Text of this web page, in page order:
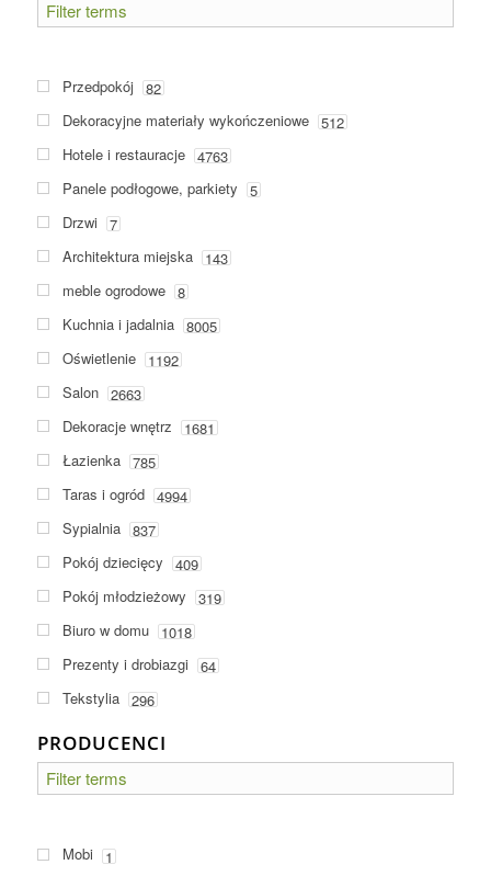
Przedpokój
82
Dekoracyjne materiały wykończeniowe 512
Hotele i restauracje 4763
Panele podłogowe, parkiety
5
Drzwi
7
Architektura miejska 143
meble ogrodowe 8
Kuchnia i jadalnia 8005
Oświetlenie 1192
Salon 2663
Dekoracje wnętrz
1681
Łazienka 785
Taras i ogród 4994
Sypialnia 837
Pokój dziecięcy
409
Pokój młodzieżowy
319
Biuro w domu 1018
Prezenty i drobiazgi
64
Tekstylia 296
PRODUCENCI
Mobi
1